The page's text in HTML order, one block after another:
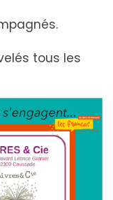
tous les